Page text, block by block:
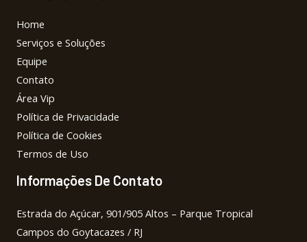
Home
Serviços e Soluções
Equipe
Contato
Área Vip
Política de Privacidade
Política de Cookies
Termos de Uso
Informações De Contato
Estrada do Açúcar, 901/905 Altos – Parque Tropical
Campos do Goytacazes / RJ